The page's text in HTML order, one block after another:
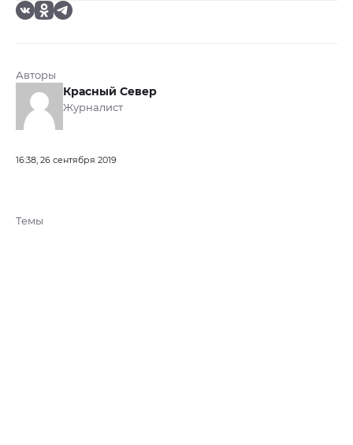
Авторы
Красный Север
Журналист
16:38, 26 сентября 2019
Темы